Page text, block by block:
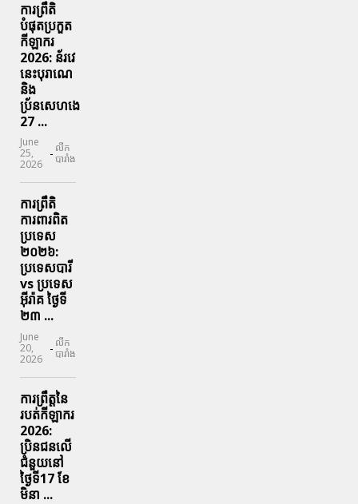
ការព្រឹតិ
បំផុតប្រកួត
កីឡាករ
2026: ន័រវេ
នេះបុរាណេ
និង
ប្រ័នសេហងេ
27 ...
June
25,
2026
- លីក
បារាំង
ការព្រឹតិ
ការពារ​ពិត
ប្រទេស
២០២៦:
ប្រទេសបារី
vs ប្រទេស
អ៊ីរ៉ាគ ថ្ងៃទី​
២៣ ...
June
20,
2026
- លីក
បារាំង
ការព្រឹត្តនៃ
របត់កីឡាករ
2026:
ប្រិនជនលើ
ជំនួយនៅ
ថ្ងៃទី17 ខែ
មិនា ...